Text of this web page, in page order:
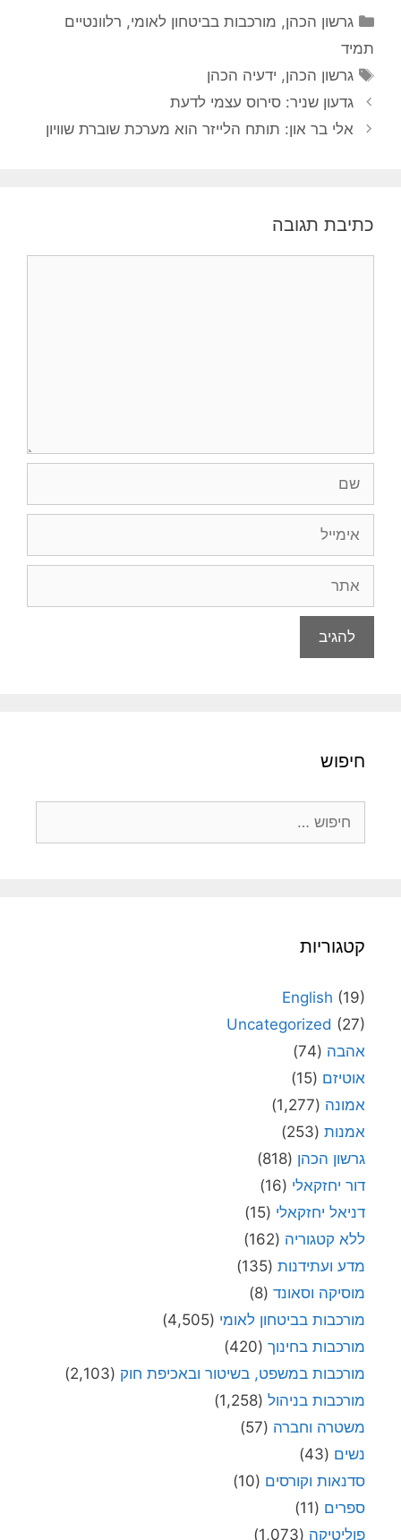
קטגוריות
גרשון הכהן, מורכבות בביטחון לאומי, רלוונטיים
תמיד
תגיות
גרשון הכהן, ידעיה הכהן
גדעון שניר: סירוס עצמי לדעת
אלי בר און: תותח הלייזר הוא מערכת שוברת שוויון
כתיבת תגובה
חיפוש
קטגוריות
English (19)
Uncategorized (27)
אהבה (74)
אוטיזם (15)
אמונה (1,277)
אמנות (253)
גרשון הכהן (818)
דור יחזקאלי (16)
דניאל יחזקאלי (15)
ללא קטגוריה (162)
מדע ועתידנות (135)
מוסיקה וסאונד (8)
מורכבות בביטחון לאומי (4,505)
מורכבות בחינוך (420)
מורכבות במשפט, בשיטור ובאכיפת חוק (2,103)
מורכבות בניהול (1,258)
משטרה וחברה (57)
נשים (43)
סדנאות וקורסים (10)
ספרים (11)
פוליטיקה (1,073)